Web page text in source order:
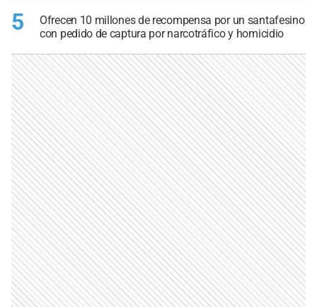
5
Ofrecen 10 millones de recompensa por un santafesino
con pedido de captura por narcotráfico y homicidio